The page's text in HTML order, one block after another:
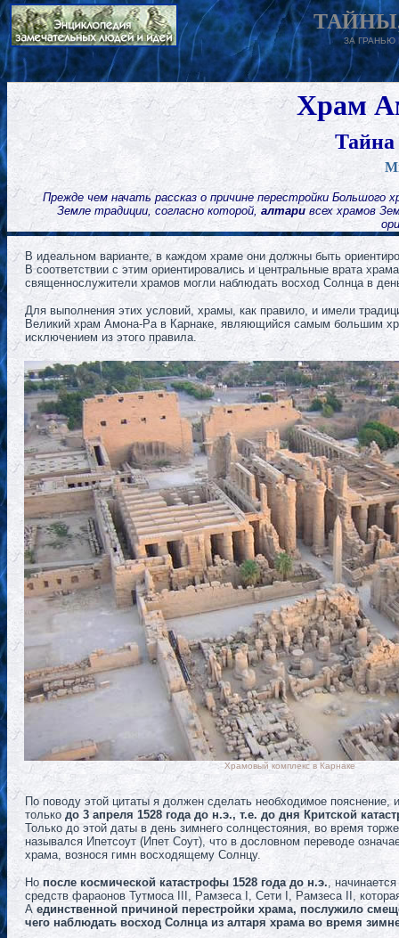
ЗА ГРАНЬЮ
Храм
Тайна
Прежде чем начать рассказ о причине перестройки
Земле традиции, согласно которой,алтари всех храмов
В идеальном варианте, в каждом храме они должны быть
В соответствии с этим ориентировались и центральные врата
священнослужители храмов могли наблюдать восход Солнца в
Для выполнения этих условий, храмы, как правило, и имели
Великий храм Амона-Ра в Карнаке, являющийся самым большим
исключением из этого правила.
Храмовый комплекс в Карнаке
По поводу этой цитаты я должен сделать необходимое
только до 3 апреля 1528 года до н.э., т.е. до дня Критской
Только до этой даты в день зимнего солнцестояния, во время
назывался Ипетсоут (Ипет Соут), что в дословном переводе
храма, вознося гимн восходящему Солнцу.
Но после космической катастрофы 1528 года до н.э.,
средств фараонов Тутмоса III, Рамзеса I, Сети I, Рамзеса II,
А единственной причиной перестройки храма, послужило
чего наблюдать восход Солнца из алтаря храма во время